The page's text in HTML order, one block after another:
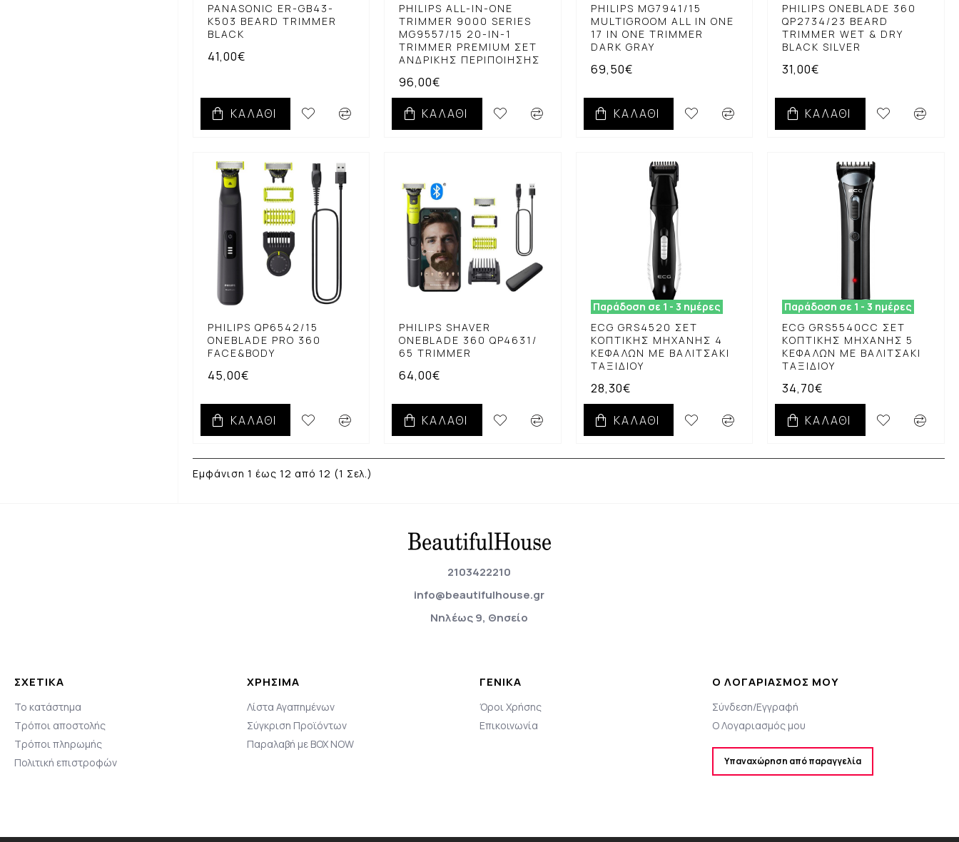
PANASONIC ER-GB43-
K503 BEARD TRIMMER
BLACK
41,00€
ΚΑΛΆΘΙ
PHILIPS ALL-IN-ONE
TRIMMER 9000 SERIES
MG9557/15 20-IN-1
TRIMMER PREMIUM ΣΕΤ
ΑΝΔΡΙΚΉΣ ΠΕΡΙΠΟΊΗΣΗΣ
96,00€
ΚΑΛΆΘΙ
PHILIPS MG7941/15
MULTIGROOM ALL IN ONE
17 IN ONE TRIMMER
DARK GRAY
69,50€
ΚΑΛΆΘΙ
PHILIPS ONEBLADE 360
QP2734/23 BEARD
TRIMMER WET & DRY
BLACK SILVER
31,00€
ΚΑΛΆΘΙ
PHILIPS QP6542/15
ONEBLADE PRO 360
FACE&BODY
45,00€
ΚΑΛΆΘΙ
PHILIPS SHAVER
ONEBLADE 360 QP4631/
65 TRIMMER
64,00€
ΚΑΛΆΘΙ
Παράδοση σε 1 - 3 ημέρες
ECG GRS4520 ΣΕΤ
ΚΟΠΤΙΚΉΣ ΜΗΧΑΝΉΣ 4
ΚΕΦΑΛΏΝ ΜΕ ΒΑΛΙΤΣΆΚΙ
ΤΑΞΙΔΙΟΎ
28,30€
ΚΑΛΆΘΙ
Παράδοση σε 1 - 3 ημέρες
ECG GRS5540CC ΣΕΤ
ΚΟΠΤΙΚΉΣ ΜΗΧΑΝΉΣ 5
ΚΕΦΑΛΏΝ ΜΕ ΒΑΛΙΤΣΆΚΙ
ΤΑΞΙΔΙΟΎ
34,70€
ΚΑΛΆΘΙ
Εμφάνιση 1 έως 12 από 12 (1 Σελ.)
2103422210
info@beautifulhouse.gr
Νηλέως 9, Θησείο
ΣΧΕΤΙΚΆ
Το κατάστημα
Τρόποι αποστολής
Τρόποι πληρωμής
Πολιτική επιστροφών
ΧΡΗΣΙΜΑ
Λίστα Αγαπημένων
Σύγκριση Προϊόντων
Παραλαβή με BOX NOW
ΓΕΝΙΚΆ
Όροι Χρήσης
Επικοινωνία
Ο ΛΟΓΑΡΙΑΣΜΌΣ ΜΟΥ
Σύνδεση/Εγγραφή
Ο Λογαριασμός μου
Υπαναχώρηση από παραγγελία